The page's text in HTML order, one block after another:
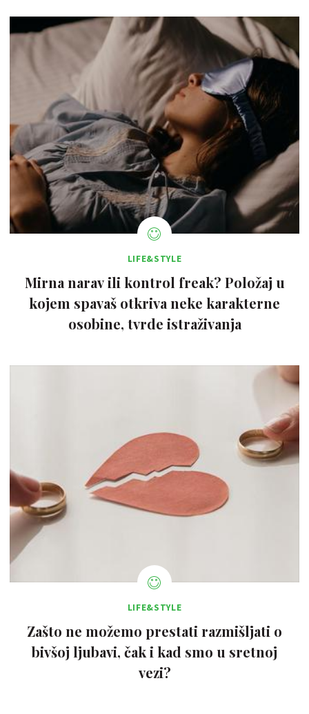
LIFE&STYLE
Mirna narav ili kontrol freak? Položaj u
kojem spavaš otkriva neke karakterne
osobine, tvrde istraživanja
LIFE&STYLE
Zašto ne možemo prestati razmišljati o
bivšoj ljubavi, čak i kad smo u sretnoj
vezi?